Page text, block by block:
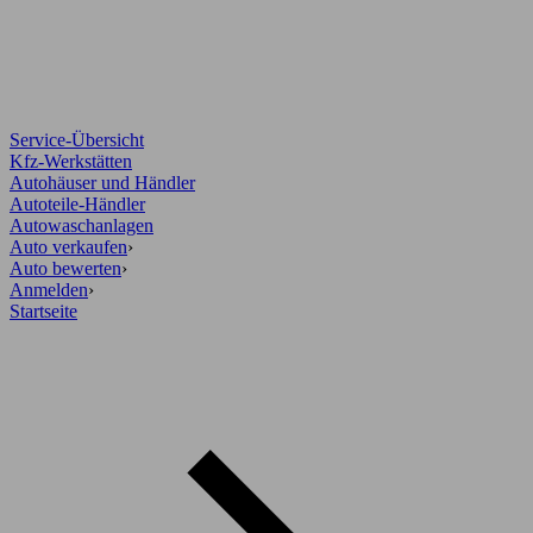
Service-Übersicht
Kfz-Werkstätten
Autohäuser und Händler
Autoteile-Händler
Autowaschanlagen
Auto verkaufen›
Auto bewerten›
Anmelden›
Startseite